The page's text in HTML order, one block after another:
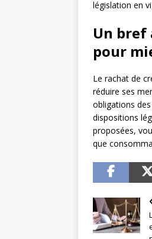
législation en
Un bref
pour
Le rachat de
réduire ses
obligations
dispositions
proposées,
que